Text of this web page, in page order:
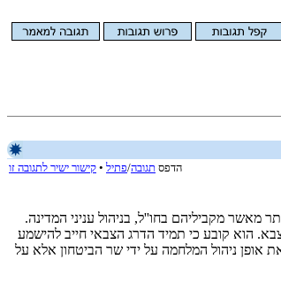
הדפס תגובה/פתיל • קישור ישיר לתגובה זו
מקביליהם בחו''ל, בניהול עניני המדינה.
הוא קובע כי תמיד הדרג הצבאי חייב להישמע
אופן ניהול המלחמה על ידי שר הביטחון אלא על